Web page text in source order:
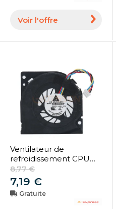
Ordinateur portable PC
Gérreligions
Voir l'offre
Ventilateur de
refroidissement CPU
pour Intel, NUC
NUC5i7RYH
NUC6i3SYH NUC6i3SYK
NUC6i5SYH NUC6i5SYK
8,77 €
7,19 €
Gratuite